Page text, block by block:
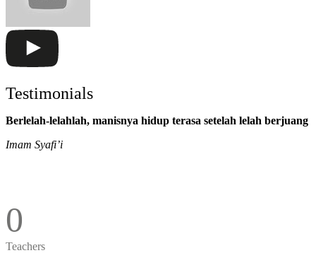
Testimonials
Berlelah-lelahlah, manisnya hidup terasa setelah lelah berjuang
Imam Syafi’i
0
Teachers